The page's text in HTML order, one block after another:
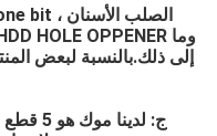
إلى ذلك.بالنسبة لبعض
ج: